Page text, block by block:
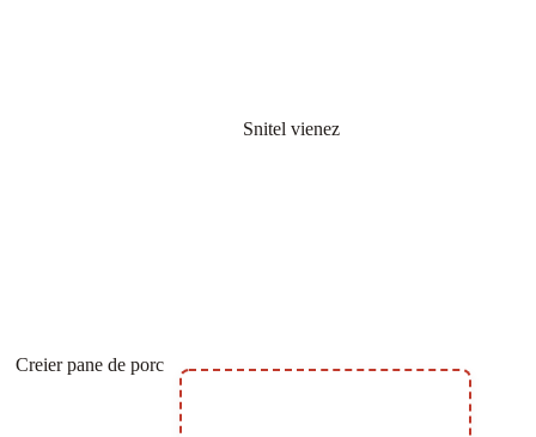
Snitel vienez
Creier pane de porc